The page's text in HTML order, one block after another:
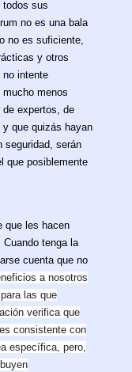
todos sus
no es una bala
no es suficiente,
y otros
intente
menos
expertos, de
que quizás hayan
seguridad, serán
que posiblemente
que les hacen
tenga la
cuenta que no
a nosotros
las que
verifica que
consistente con
específica, pero,